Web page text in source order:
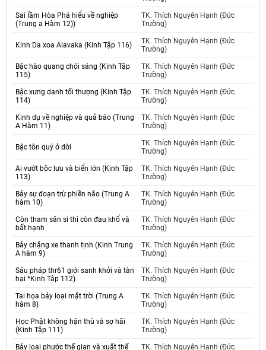
Sai lầm Hòa Phá hiểu về nghiệp
(Trung a Hàm 12))
TK. Thích Nguyên Hạnh (Đức
Trường)
Kinh Da xoa Alavaka (Kinh Tập 116)
TK. Thích Nguyên Hạnh (Đức
Trường)
Bậc hào quang chói sáng (Kinh Tập
115)
TK. Thích Nguyên Hạnh (Đức
Trường)
Bậc xưng danh tối thượng (Kinh Tập
114)
TK. Thích Nguyên Hạnh (Đức
Trường)
Kinh dụ về nghiệp và quả báo (Trung
A Hàm 11)
TK. Thích Nguyên Hạnh (Đức
Trường)
Bậc tôn quý ở đời
TK. Thích Nguyên Hạnh (Đức
Trường)
Ai vướt bộc lưu và biển lớn (Kinh Tập
113)
TK. Thích Nguyên Hạnh (Đức
Trường)
Bảy sự đoạn trừ phiền não (Trung A
hàm 10)
TK. Thích Nguyên Hạnh (Đức
Trường)
Còn tham sân si thì còn đau khổ và
bất hạnh
TK. Thích Nguyên Hạnh (Đức
Trường)
Bảy chặng xe thanh tịnh (Kinh Trung
A hàm 9)
TK. Thích Nguyên Hạnh (Đức
Trường)
Sáu pháp thr61 giới sanh khởi và tàn
hại *Kinh Tập 112)
TK. Thích Nguyên Hạnh (Đức
Trường)
Tai họa bảy loại mặt trời (Trung A
hàm 8)
TK. Thích Nguyên Hạnh (Đức
Trường)
Học Phật không hận thù và sợ hãi
(Kinh Tập 111)
TK. Thích Nguyên Hạnh (Đức
Trường)
Bảy loại phước thế gian và xuất thế
TK. Thích Nguyên Hạnh (Đức